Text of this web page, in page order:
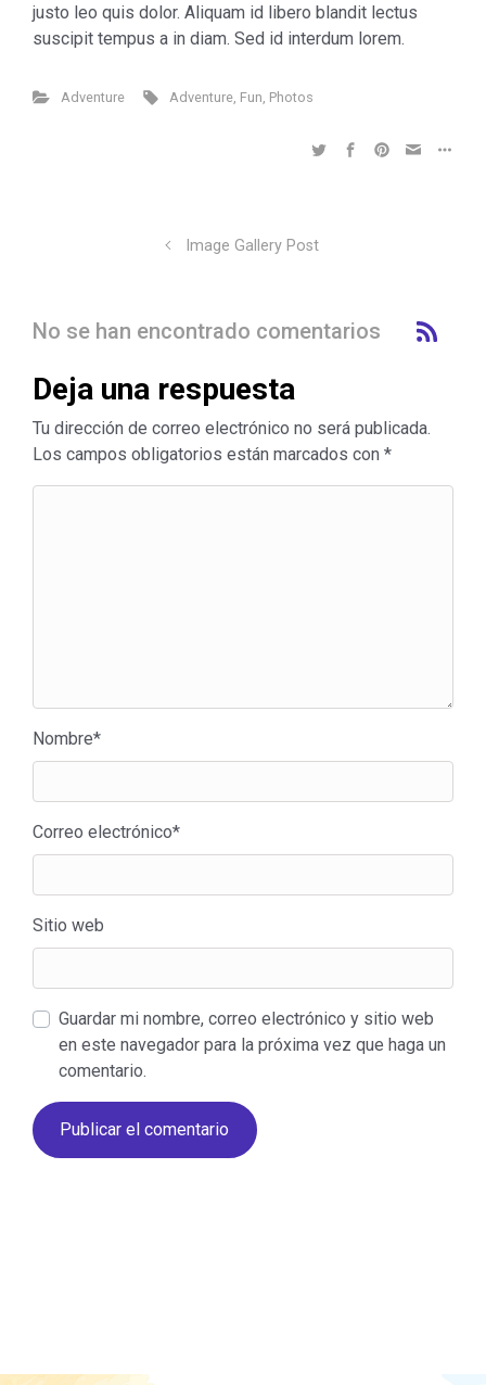
justo leo quis dolor. Aliquam id libero blandit lectus
suscipit tempus a in diam. Sed id interdum lorem.
Adventure Adventure Fun Photos
Image Gallery Post
No se han encontrado comentarios
Deja una respuesta
Tu dirección de correo electrónico no será publicada.
Los campos obligatorios están marcados con *
Nombre*
Correo electrónico*
Sitio web
Guardar mi nombre, correo electrónico y sitio web
en este navegador para la próxima vez que haga un
comentario.